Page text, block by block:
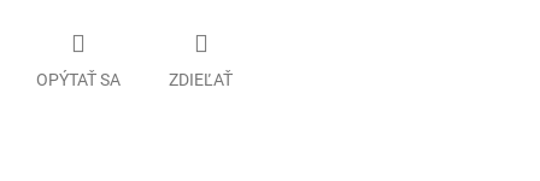
OPÝTAŤ SA ZDIEĽAŤ